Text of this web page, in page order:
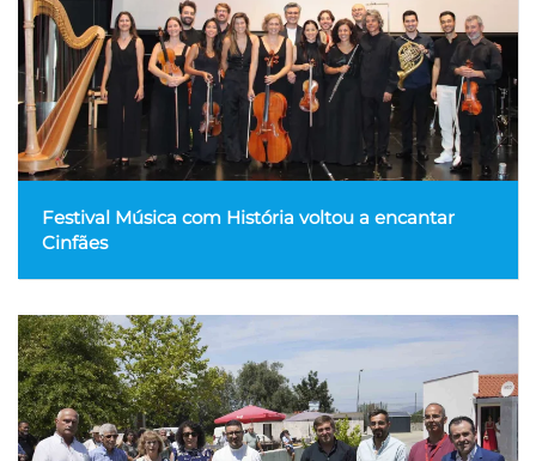
Festival Música com História voltou a encantar
Cinfães